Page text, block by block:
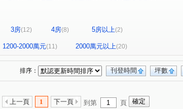
南花園別墅區 政大水秀 (1) 沐極(1)
區(1) 和風集(1) 湯泉美地(1) 景後街
民族路(1) 辛亥路六段(1) 永新街(1) 木柵路一段(1)
中正路(1) 寶慶街(1) 文化路(1) 育英街(1)
(1) 下崙路(1) 和興路(1) 景興路(1) 永樂街(1)
(1) 北宜路二段 (1) 溪園路(1) 長春路(1)
3房(12) 4房(8) 5房以上(2)
1200-2000萬元(11) 2000萬元以上(20)
坪數
刊登時間
排序：
上一頁 1 下一頁 到第 頁